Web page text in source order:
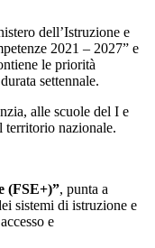
dell’Istruzione e
2021 – 2027” e
le priorità
settennale.
alle scuole del I e
nazionale.
(FSE+)”, punta a
sistemi di istruzione e
e